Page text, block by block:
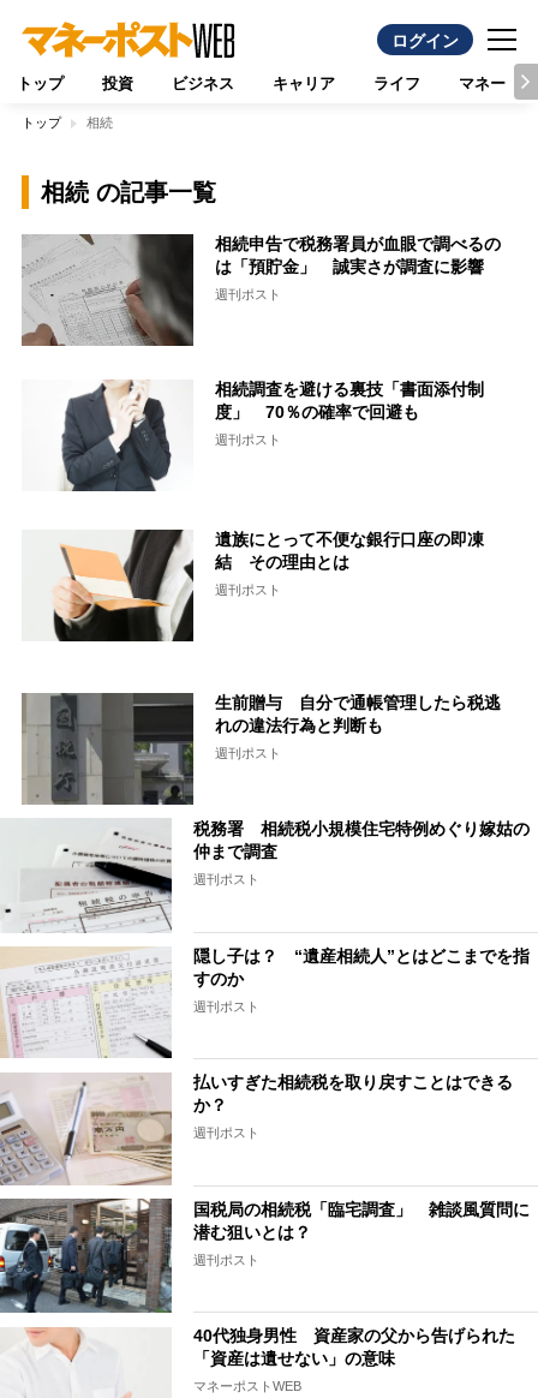
ログイン
トップ 投資 ビジネス キャリア ライフ マネー
トップ 相続
相続 の記事一覧
相続申告で税務署員が血眼で調べるの
は「預貯金」 誠実さが調査に影響
週刊ポスト
相続調査を避ける裏技「書面添付制
度」 70％の確率で回避も
週刊ポスト
遺族にとって不便な銀行口座の即凍
結 その理由とは
週刊ポスト
生前贈与 自分で通帳管理したら税逃
れの違法行為と判断も
週刊ポスト
税務署 相続税小規模住宅特例めぐり嫁姑の
仲まで調査
週刊ポスト
隠し子は？ “遺産相続人”とはどこまでを指
すのか
週刊ポスト
払いすぎた相続税を取り戻すことはできる
か？
週刊ポスト
国税局の相続税「臨宅調査」 雑談風質問に
潜む狙いとは？
週刊ポスト
40代独身男性 資産家の父から告げられた
「資産は遺せない」の意味
マネーポストWEB